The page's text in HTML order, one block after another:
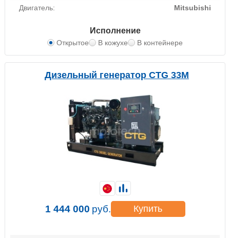
Двигатель:
Mitsubishi
Исполнение
Открытое В кожухе В контейнере
Дизельный генератор CTG 33M
1 444 000 руб. Купить